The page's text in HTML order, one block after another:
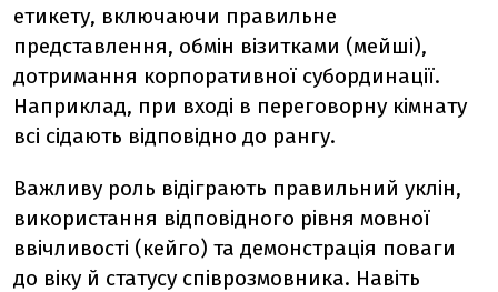
етикету, включаючи правильне
представлення, обмін візитками (мейші),
дотримання корпоративної субординації.
Наприклад, при вході в переговорну кімнату
всі сідають відповідно до рангу.
Важливу роль відіграють правильний уклін,
використання відповідного рівня мовної
ввічливості (кейго) та демонстрація поваги
до віку й статусу співрозмовника. Навіть